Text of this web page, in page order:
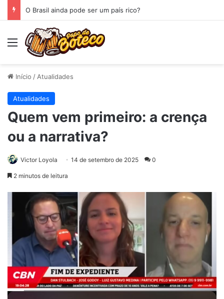
O Espelho
Menu
Início / Atualidades
Atualidades
Quem vem primeiro: a crença
ou a narrativa?
Victor Loyola 14 de setembro de 2025 0
2 minutos de leitura